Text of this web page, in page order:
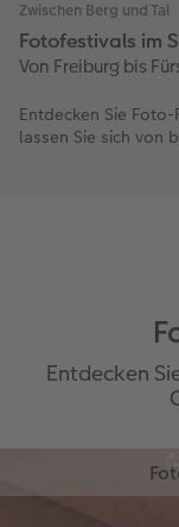
Zwischen Berg und Tal
Fotofestivals im
Von Freiburg bis
Entdecken Sie
lassen Sie sich von
Entdecken